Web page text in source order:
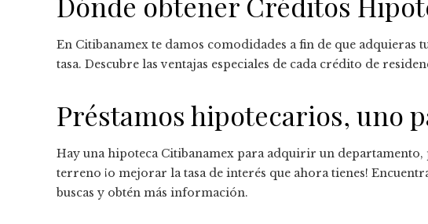
En Citibanamex te damos comodidades a fin de que adquieras
tasa. Descubre las ventajas especiales de cada crédito de
Préstamos hipotecarios, uno
Hay una hipoteca Citibanamex para adquirir un
terreno ¡o mejorar la tasa de interés que ahora tienes!
buscas y obtén más información.